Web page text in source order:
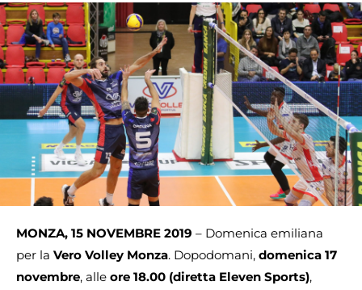
MONZA, 15 NOVEMBRE 2019 – Domenica emiliana
per la Vero Volley Monza. Dopodomani, domenica 17
novembre, alle ore 18.00 (diretta Eleven Sports),